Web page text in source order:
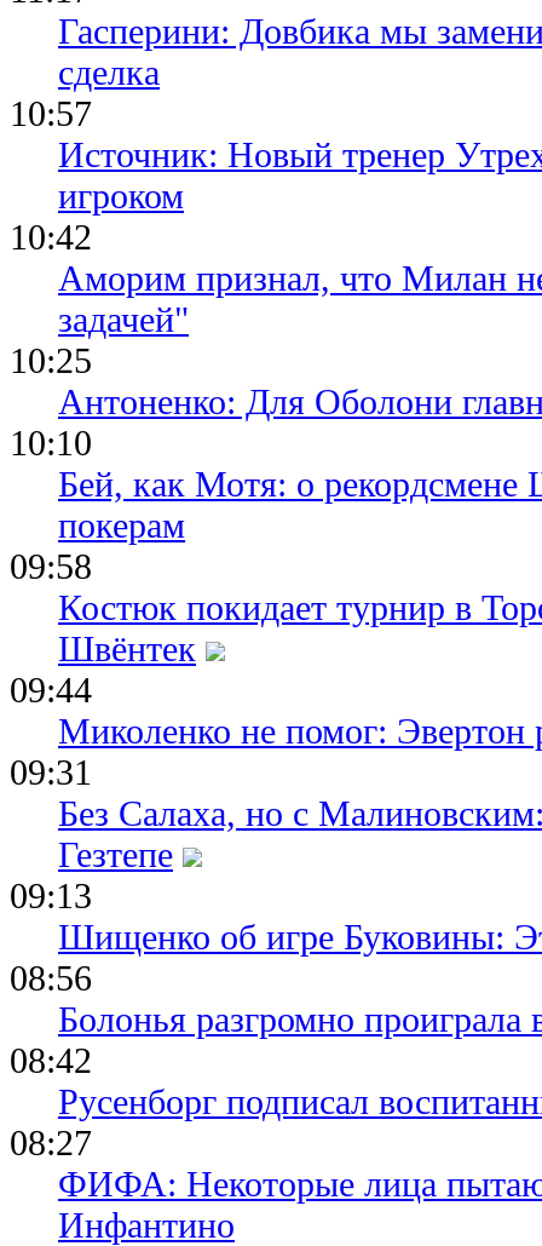
Гасперини: Довбика мы
сделка
10:57
Источник: Новый тренер
игроком
10:42
Аморим признал, что Милан
задачей"
10:25
Антоненко: Для Оболони
10:10
Бей, как Мотя: о рекордсмене
покерам
09:58
Костюк покидает турнир в
Швёнтек
09:44
Миколенко не помог: Эвертон
09:31
Без Салаха, но с
Гезтепе
09:13
Шищенко об игре Буковины:
08:56
Болонья разгромно
08:42
Русенборг подписал
08:27
ФИФА: Некоторые лица
Инфантино